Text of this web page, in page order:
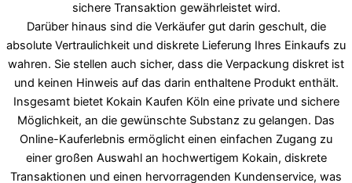
sichere Transaktion gewährleistet wird.
Darüber hinaus sind die Verkäufer gut darin geschult, die
absolute Vertraulichkeit und diskrete Lieferung Ihres Einkaufs zu
wahren. Sie stellen auch sicher, dass die Verpackung diskret ist
und keinen Hinweis auf das darin enthaltene Produkt enthält.
Insgesamt bietet Kokain Kaufen Köln eine private und sichere
Möglichkeit, an die gewünschte Substanz zu gelangen. Das
Online-Kauferlebnis ermöglicht einen einfachen Zugang zu
einer großen Auswahl an hochwertigem Kokain, diskrete
Transaktionen und einen hervorragenden Kundenservice, was